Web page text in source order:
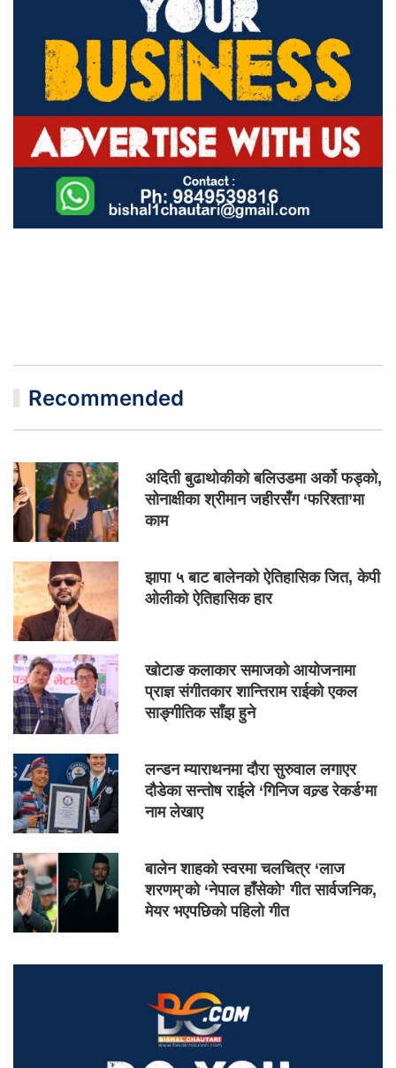
Recommended
अदिती बुढाथोकीको बलिउडमा अर्को फड्को,
सोनाक्षीका श्रीमान जहीरसँग ‘फरिश्ता’मा
काम
झापा ५ बाट बालेनको ऐतिहासिक जित, केपी
ओलीको ऐतिहासिक हार
खोटाङ कलाकार समाजको आयोजनामा
प्राज्ञ संगीतकार शान्तिराम राईको एकल
साङ्गीतिक साँझ हुने
लन्डन म्याराथनमा दौरा सुरुवाल लगाएर
दौडेका सन्तोष राईले ‘गिनिज वल्र्ड रेकर्ड’मा
नाम लेखाए
बालेन शाहको स्वरमा चलचित्र ‘लाज
शरणम्’को ‘नेपाल हाँसेको’ गीत सार्वजनिक,
मेयर भएपछिको पहिलो गीत